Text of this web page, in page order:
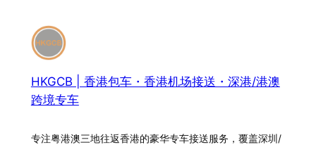
HKGCB | 香港包车・香港机场接送・深港/港澳
跨境专车
专注粤港澳三地往返香港的豪华专车接送服务，覆盖深圳/